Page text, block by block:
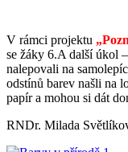
V rámci projektu
se žáky 6.A další úkol
nalepovali na
odstínů barev našli na
papír a mohou si dát
RNDr. Milada